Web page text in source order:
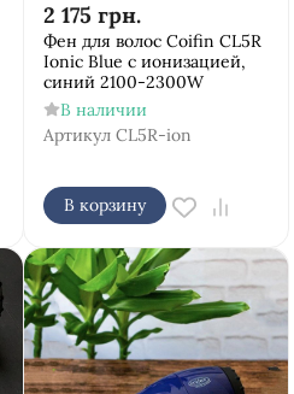
2 175 грн.
Фен для волос Coifin CL5R
Ionic Blue с ионизацией,
синий 2100-2300W
В наличии
Артикул CL5R-ion
В корзину